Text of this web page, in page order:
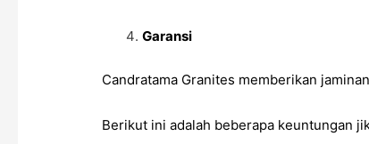
Garansi
Candratama Granites memberikan
Berikut ini adalah beberapa keuntungan